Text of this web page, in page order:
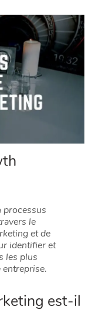
processus
le
et de
identifier et
les plus
entreprise.
est-il